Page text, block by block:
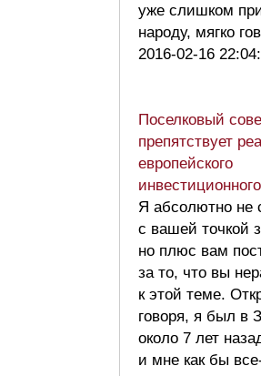
уже слишком
народу, мягко
2016-02-16
Поселковый
препятствует
европейского
Я абсолютно не
с вашей точкой
но плюс вам
за то, что вы
к этой теме.
говоря, я был в
около 7 лет
и мне как бы